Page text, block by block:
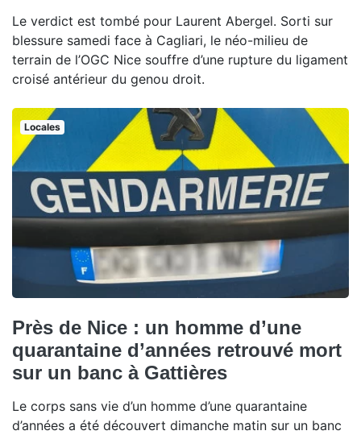
Le verdict est tombé pour Laurent Abergel. Sorti sur
blessure samedi face à Cagliari, le néo-milieu de
terrain de l’OGC Nice souffre d’une rupture du ligament
croisé antérieur du genou droit.
Locales
Près de Nice : un homme d’une
quarantaine d’années retrouvé mort
sur un banc à Gattières
Le corps sans vie d’un homme d’une quarantaine
d’années a été découvert dimanche matin sur un banc